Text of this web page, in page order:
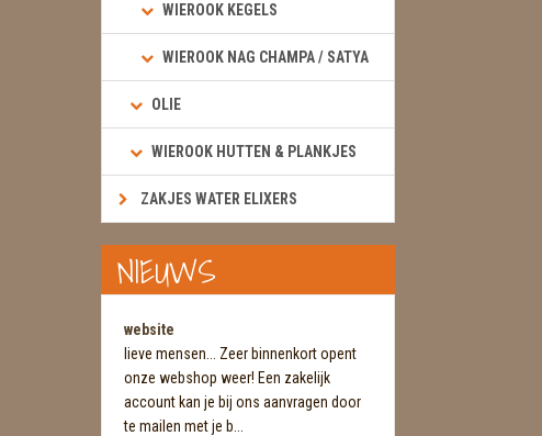
WIEROOK KEGELS
WIEROOK NAG CHAMPA / SATYA
OLIE
WIEROOK HUTTEN & PLANKJES
ZAKJES WATER ELIXERS
NIEUWS
website
lieve mensen... Zeer binnenkort opent
onze webshop weer! Een zakelijk
account kan je bij ons aanvragen door
te mailen met je b...